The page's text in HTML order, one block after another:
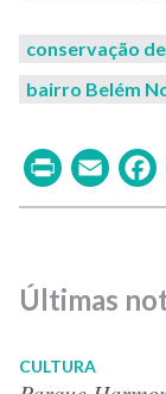
conservação
bairro Belém
Print
Últimas
CULTURA